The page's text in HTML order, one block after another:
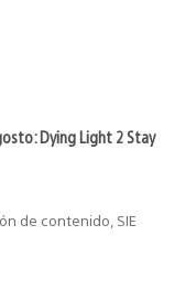
Dying Light 2 Stay
de contenido, SIE